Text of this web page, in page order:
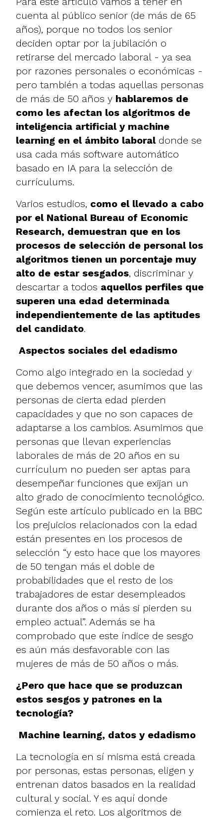
cuenta al público senior (de más de 65
años), porque no todos los senior
deciden optar por la jubilación o
retirarse del mercado laboral - ya sea
por razones personales o económicas -
pero también a todas aquellas personas
de más de 50 años y hablaremos de
como les afectan los algoritmos de
inteligencia artificial y machine
learning en el ámbito laboraldonde se
usa cada más software automático
basado en IA para la selección de
currículums.
Varios estudios, como el llevado a cabo
por el National Bureau of Economic
Research, demuestran que en los
procesos de selección de personal los
algoritmos tienen un porcentaje muy
alto de estar sesgados, discriminar y
descartar a todos aquellos perfiles que
superen una edad determinada
independientemente de las aptitudes
del candidato.
Aspectos sociales del edadismo
Como algo integrado en la sociedad y
que debemos vencer, asumimos que las
personas de cierta edad pierden
capacidades y que no son capaces de
adaptarse a los cambios. Asumimos que
personas que llevan experiencias
laborales de más de 20 años en su
currículum no pueden ser aptas para
desempeñar funciones que exijan un
alto grado de conocimiento tecnológico.
Según este artículo publicado en la BBC
los prejuicios relacionados con la edad
están presentes en los procesos de
selección “y esto hace que los mayores
de 50 tengan más el doble de
probabilidades que el resto de los
trabajadores de estar desempleados
durante dos años o más si pierden su
empleo actual”. Además se ha
comprobado que este índice de sesgo
es aún más desfavorable con las
mujeres de más de 50 años o más.
¿Pero que hace que se produzcan
estos sesgos y patrones en la
tecnología?
Machine learning, datos y edadismo
La tecnología en sí misma está creada
por personas, estas personas, eligen y
entrenan datos basados en la realidad
cultural y social. Y es aquí donde
comienza el reto. Los algoritmos de